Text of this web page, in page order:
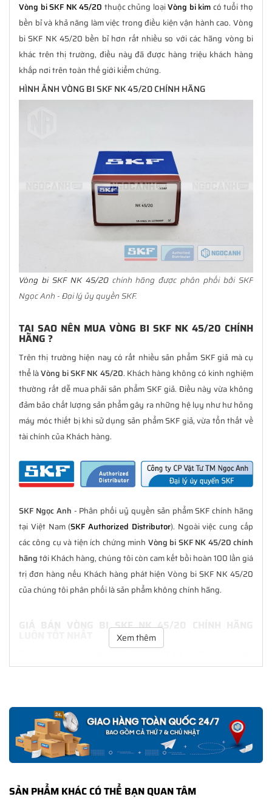
Vòng bi SKF NK 45/20 thuộc chủng loạiVòng bi kimcó tuổi thọ
bền bỉ và khả năng làm việc trong điều kiện vận hành cao. Vòng
bi SKF NK 45/20 bền bỉ hơn rất nhiều so với các hãng vòng bi
khác trên thị trường, điều này đã được hàng triệu khách hàng
khắp nơi trên toàn thế giới kiểm chứng.
HÌNH ẢNH VÒNG BI SKF NK 45/20 CHÍNH HÃNG
Vòng bi SKF NK 45/20chính hãng được phân phối bởi SKF
Ngọc Anh - Đại lý ủy quyền SKF.
TẠI SAO NÊN MUA VÒNG BI SKF NK 45/20 CHÍNH
HÃNG ?
Trên thị trường hiện nay có rất nhiều sản phẩm SKF giả mà cụ
thể làVòng bi SKF NK 45/20. Khách hàng không có kinh nghiệm
thường rất dễ mua phải sản phẩm SKF giả. Điều này vừa không
đảm bảo chất lượng sản phẩm gây ra những hệ lụy như hư hỏng
máy móc thiết bị khi sử dụng sản phẩm SKF giả, vừa tổn thất về
tài chính của Khách hàng.
SKF Ngọc Anh - Phân phối uỷ quyền sản phẩm SKF chính hãng
tại Việt Nam (SKF Authorized Distributor). Ngoài việc cung cấp
các công cụ và tiện ích chứng minh Vòng bi SKF NK 45/20 chính
hãngtới Khách hàng, chúng tôi còn cam kết bồi hoàn 100 lần giá
trị đơn hàng nếu Khách hàng phát hiện Vòng bi SKF NK 45/20
của chúng tôi phân phối là sản phẩm không chính hãng.
GIÁ BÁN VÒNG BI SKF NK 45/20 CHÍNH HÃNG
nhất với nhiều ưu đãi kèm theo và các dịch vụ hẫu mãi sau bán
CHẾ ĐỘ BẢO HÀNH VÒNG BI SKF NK 45/20 CHÍNH
HÃNG
Tất cả các sản phẩm SKF chính hãng doSKF Ngọc Anhphân
phối đều được bảo hành chính hãng theo đúng tiêu chuẩn bảo
hành của nhà sản xuất.
Xem thêm
SẢN PHẨM KHÁC CÓ THỂ BẠN QUAN TÂM